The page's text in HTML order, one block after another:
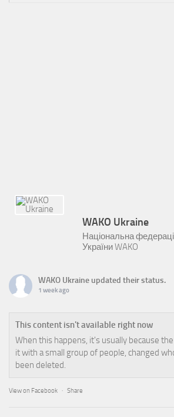
WAKO Ukraine
Національна
України WAKO
WAKO Ukraine updated their status.
1 week ago
This content isn't available right now
When this happens, it's usually because
it with a small group of people, changed
been deleted.
View on Facebook · Share